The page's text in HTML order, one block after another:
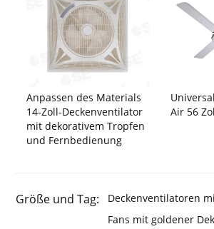
Anpassen des Materials
14-Zoll-Deckenventilator
mit dekorativem Tropfen
und Fernbedienung
Air 56
Größe und Tag:
Deckenventilatoren
Fans mit goldener